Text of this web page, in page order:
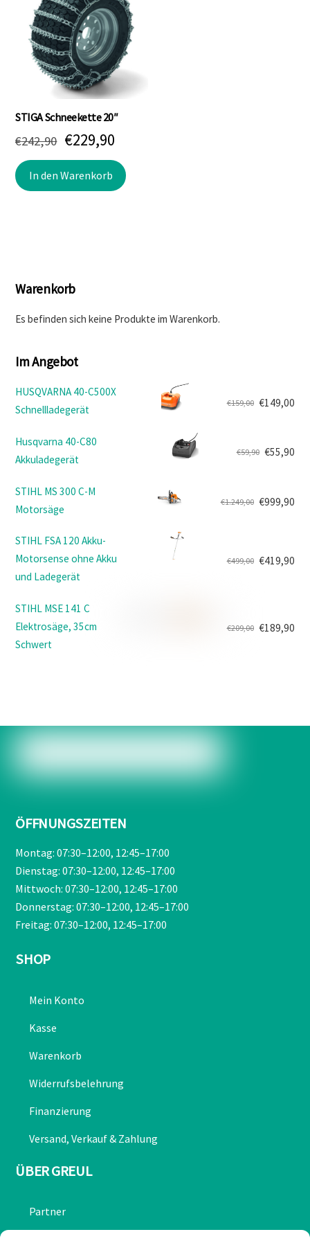
STIGA Schneekette 20″
€242,90 Ursprünglicher
Preis
war:
€229,90Aktueller
Preis
ist:
In den Warenkorb
Warenkorb
Es befinden sich keine Produkte im Warenkorb.
Im Angebot
HUSQVARNA 40-C500X
Schnellladegerät
€159,00
Ursprünglicher
war:
€159,00
€149,00
Aktueller
ist:
€149,00.
Husqvarna 40-C80
Akkuladegerät
€59,90
Ursprünglicher
war:
€59,90
€55,90
Aktueller
ist:
€55,90.
STIHL MS 300 C-M
Motorsäge
€1.249,00
Ursprünglicher
war:
€1.249,00
€999,90
Aktueller
ist:
€999,90.
STIHL FSA 120 Akku-
Motorsense ohne Akku
und Ladegerät
€499,00
war:
€499,00
€419,90
ist:
€419,90.
STIHL MSE 141 C
Elektrosäge, 35cm
Schwert
€209,00
Ursprünglicher
€189,90
ÖFFNUNGSZEITEN
Montag: 07:30–12:00, 12:45–17:00
Dienstag: 07:30–12:00, 12:45–17:00
Mittwoch: 07:30–12:00, 12:45–17:00
Donnerstag: 07:30–12:00, 12:45–17:00
Freitag: 07:30–12:00, 12:45–17:00
SHOP
Mein Konto
Kasse
Warenkorb
Widerrufsbelehrung
Finanzierung
Versand, Verkauf & Zahlung
ÜBER GREUL
Partner